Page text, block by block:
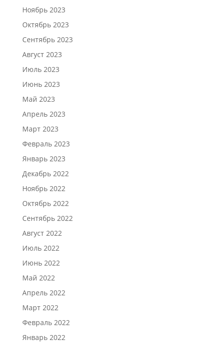
Ноябрь 2023
Октябрь 2023
Сентябрь 2023
Август 2023
Июль 2023
Июнь 2023
Май 2023
Апрель 2023
Март 2023
Февраль 2023
Январь 2023
Декабрь 2022
Ноябрь 2022
Октябрь 2022
Сентябрь 2022
Август 2022
Июль 2022
Июнь 2022
Май 2022
Апрель 2022
Март 2022
Февраль 2022
Январь 2022